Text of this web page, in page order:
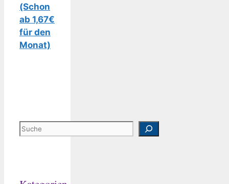
(Schon
ab 1,67€
für den
Monat)
Suchen